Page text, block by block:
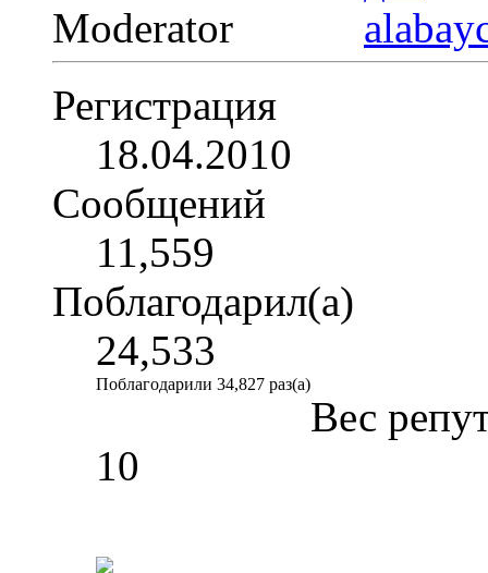
Moderator
Регистрация
18.04.2010
Сообщений
11,559
Поблагодарил(а)
24,533
Поблагодарили 34,827 раз(а)
Вес
10